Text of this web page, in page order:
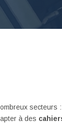
secteurs
à des